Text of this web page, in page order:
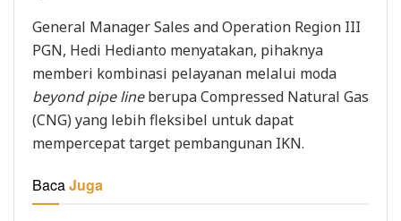
General Manager Sales and Operation Region III
PGN, Hedi Hedianto menyatakan, pihaknya
memberi kombinasi pelayanan melalui moda
beyond pipe lineberupa Compressed Natural Gas
(CNG) yang lebih fleksibel untuk dapat
mempercepat target pembangunan IKN.
BacaJuga